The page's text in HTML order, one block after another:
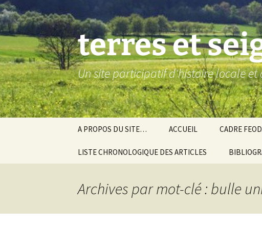
Aller
au
contenu
terres et
Un site participatif d'histoire locale et
A PROPOS DU SITE… ACCUEIL CADRE
Baronnie de
Comté-
LISTE CHRONOLOGIQUE DES ARTICLES
Archives par mot-clé : bulle